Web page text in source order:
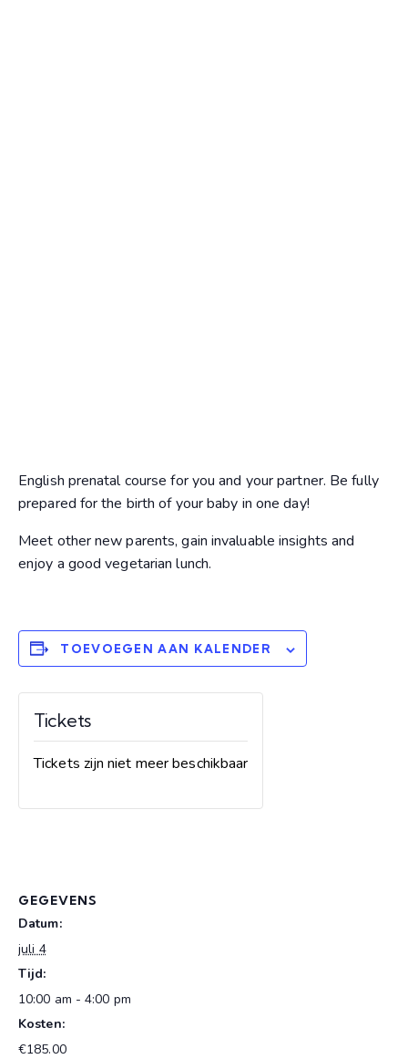
English prenatal course for you and your partner. Be fully
prepared for the birth of your baby in one day!
Meet other new parents, gain invaluable insights and
enjoy a good vegetarian lunch.
TOEVOEGEN AAN KALENDER
GEGEVENS
Datum:
juli 4
Tijd:
10:00 am - 4:00 pm
Kosten:
€185.00
Tickets
Tickets zijn niet meer beschikbaar